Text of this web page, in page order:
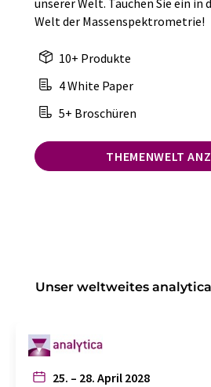
unserer Welt. Tauchen Sie ein in
Welt der Massenspektrometrie!
10+ Produkte
4 White Paper
5+ Broschüren
THEMENWELT
Unser weltweites
25. – 28. April 2028